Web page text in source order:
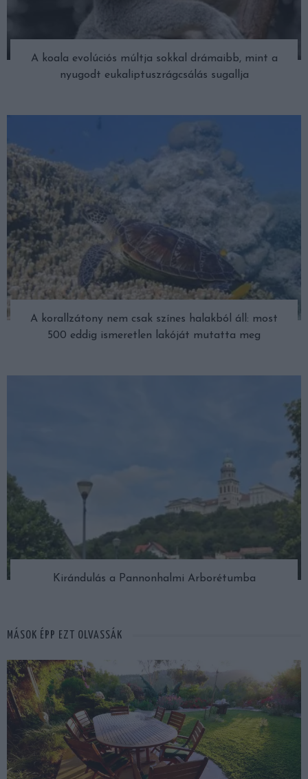
A koala evolúciós múltja sokkal drámaibb, mint a
nyugodt eukaliptuszrágcsálás sugallja
A korallzátony nem csak színes halakból áll: most
500 eddig ismeretlen lakóját mutatta meg
Kirándulás a Pannonhalmi Arborétumba
MÁSOK ÉPP EZT OLVASSÁK